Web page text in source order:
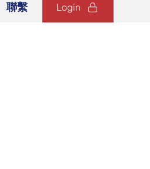
聯繫 Login